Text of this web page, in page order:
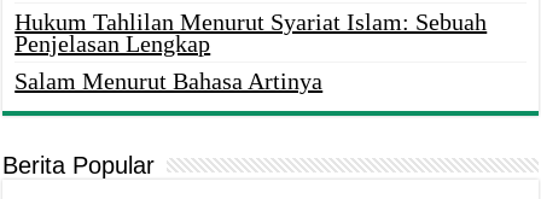
Hukum Tahlilan Menurut Syariat Islam: Sebuah
Penjelasan Lengkap
Salam Menurut Bahasa Artinya
Berita Popular